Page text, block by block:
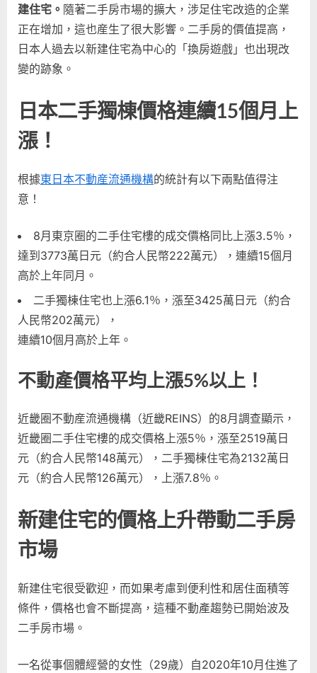
建
住
宅
更
引
力！？〉
建住宅。 隨著二手房市場的擴大，涉足住宅改造的企業
正在增加，這也産生了很大影響。二手房的價值提高，
日本人過去以新建住宅為中心的「換房遊戲」也出現改
變的跡象。
日本二手獨棟價格連續15個月上
漲！
根據東日本不動産流通機構的統計有以下兩點值得注
意！
8月東京圈的二手住宅樓的成交價格同比上漲3.5％，
達到3773萬日元（約合人民幣222萬元），連續15個月
高於上年同月。
二手獨棟住宅也上漲6.1％，漲至3425萬日元（約合
人民幣202萬元），
連續10個月高於上年。
不動產價格平均上漲5%以上！
近畿圈不動産流通機構（近畿REINS）的8月調查顯示，
近畿圈二手住宅樓的成交價格上漲5％，漲至2519萬日
元（約合人民幣148萬元），二手獨棟住宅為2132萬日
元（約合人民幣126萬元），上漲7.8％。
新建住宅的價格上升帶動二手房
市場
新建住宅很受歡迎，而如果考慮到便利性和居住面積等
條件，價格也會不斷提高，這種不動產趨勢已開始波及
二手房市場。
一名從事個體經營的女性（29歲）自2020年10月住進了